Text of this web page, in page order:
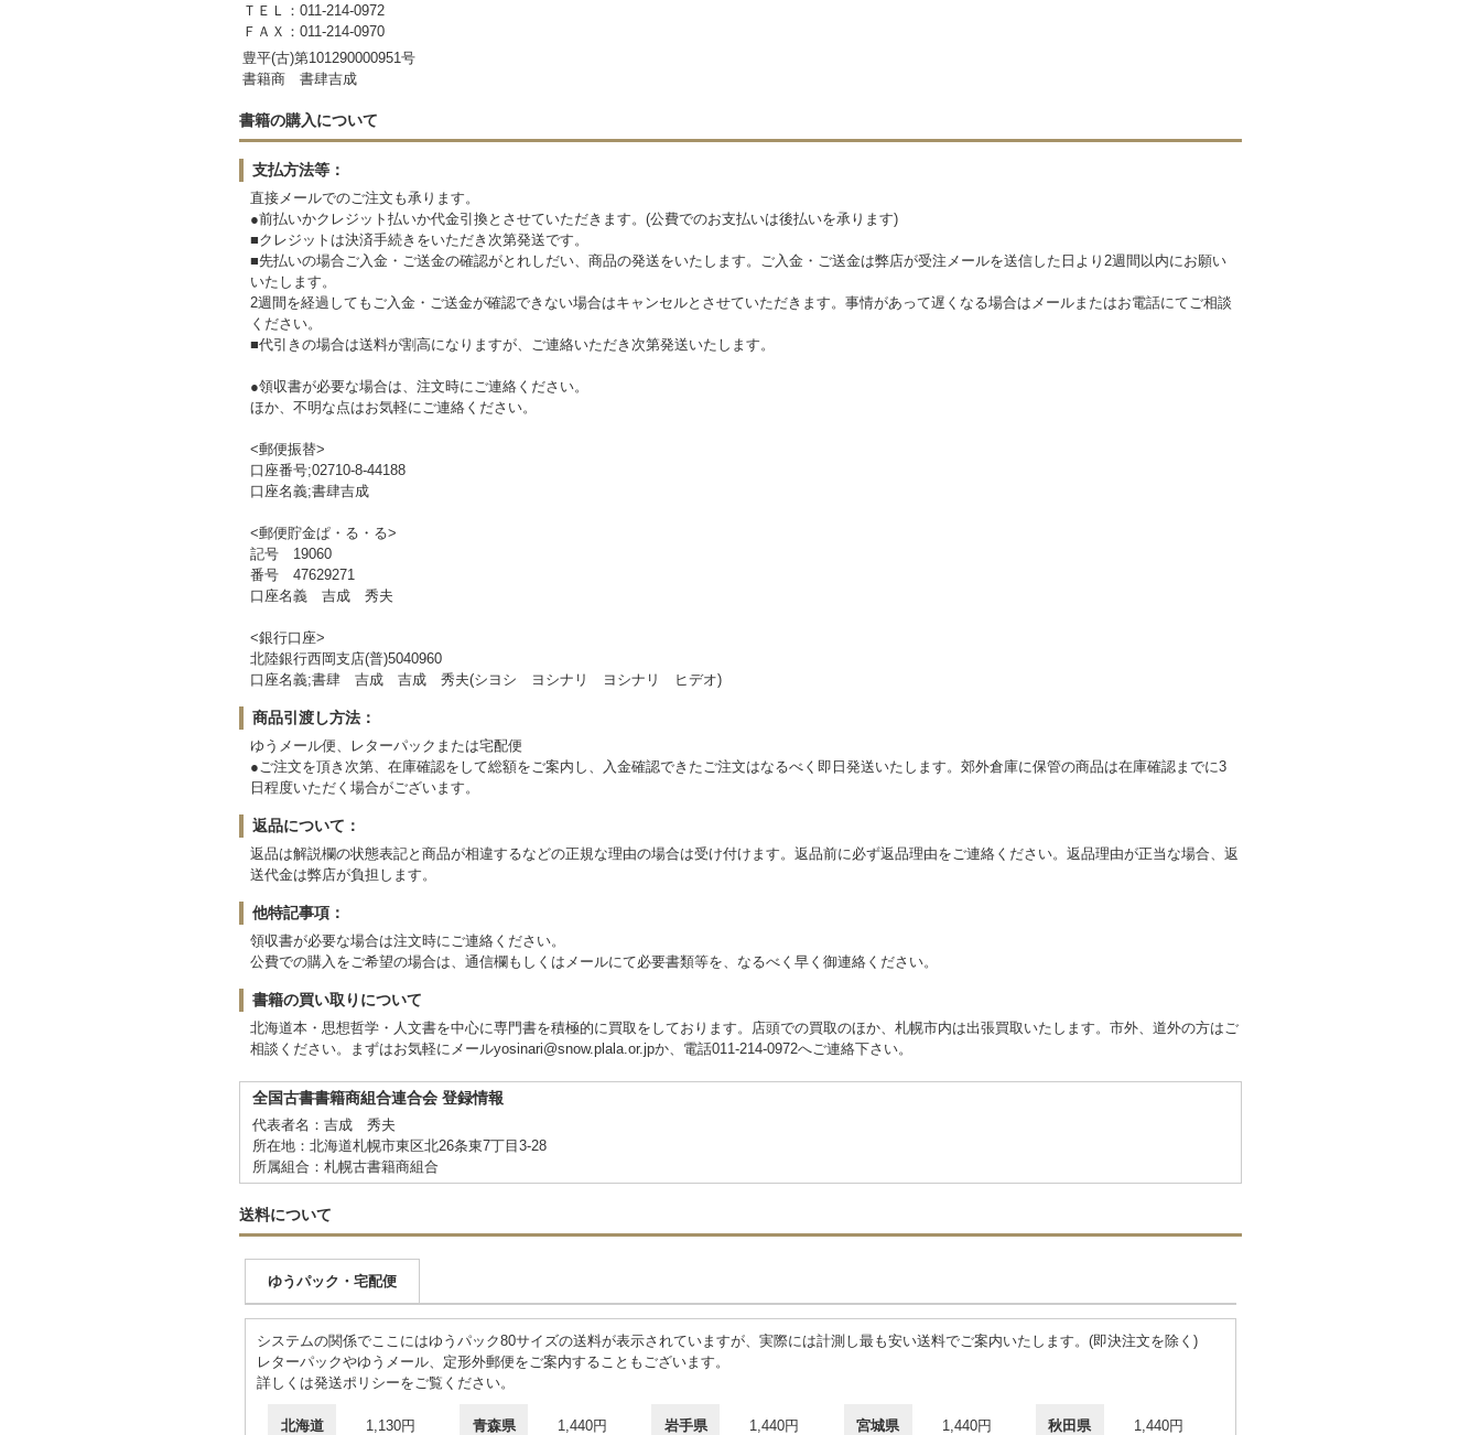
ＴＥＬ：011-214-0972
ＦＡＸ：011-214-0970
豊平(古)第101290000951号
書籍商 書肆吉成
書籍の購入について
支払方法等：
直接メールでのご注文も承ります。
●前払いかクレジット払いか代金引換とさせていただきます。(公費でのお支払いは後払いを承ります)
■クレジットは決済手続きをいただき次第発送です。
■先払いの場合ご入金・ご送金の確認がとれしだい、商品の発送をいたします。ご入金・ご送金は弊店が受注メールを送信した日より2週間以内にお願い
いたします。
2週間を経過してもご入金・ご送金が確認できない場合はキャンセルとさせていただきます。事情があって遅くなる場合はメールまたはお電話にてご相談
ください。
■代引きの場合は送料が割高になりますが、ご連絡いただき次第発送いたします。
●領収書が必要な場合は、注文時にご連絡ください。
ほか、不明な点はお気軽にご連絡ください。
<郵便振替>
口座番号;02710-8-44188
口座名義;書肆吉成
<郵便貯金ぱ・る・る>
記号 19060
番号 47629271
口座名義 吉成 秀夫
<銀行口座>
北陸銀行西岡支店(普)5040960
口座名義;書肆 吉成 吉成 秀夫(シヨシ ヨシナリ ヨシナリ ヒデオ)
商品引渡し方法：
ゆうメール便、レターパックまたは宅配便
●ご注文を頂き次第、在庫確認をして総額をご案内し、入金確認できたご注文はなるべく即日発送いたします。郊外倉庫に保管の商品は在庫確認までに3
日程度いただく場合がございます。
返品について：
返品は解説欄の状態表記と商品が相違するなどの正規な理由の場合は受け付けます。返品前に必ず返品理由をご連絡ください。返品理由が正当な場合、返
送代金は弊店が負担します。
他特記事項：
領収書が必要な場合は注文時にご連絡ください。
公費での購入をご希望の場合は、通信欄もしくはメールにて必要書類等を、なるべく早く御連絡ください。
書籍の買い取りについて
北海道本・思想哲学・人文書を中心に専門書を積極的に買取をしております。店頭での買取のほか、札幌市内は出張買取いたします。市外、道外の方はご
相談ください。まずはお気軽にメールyosinari@snow.plala.or.jpか、電話011-214-0972へご連絡下さい。
全国古書書籍商組合連合会 登録情報
代表者名：吉成 秀夫
所在地：北海道札幌市東区北26条東7丁目3-28
所属組合：札幌古書籍商組合
送料について
ゆうパック・宅配便
システムの関係でここにはゆうパック80サイズの送料が表示されていますが、実際には計測し最も安い送料でご案内いたします。(即決注文を除く)
レターパックやゆうメール、定形外郵便をご案内することもございます。
詳しくは発送ポリシーをご覧ください。
北海道 1,130円 青森県 1,440円 岩手県 1,440円 宮城県 1,440円 秋田県 1,440円